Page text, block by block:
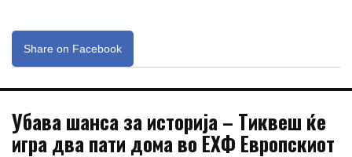
Share on Facebook
Убава шанса за историја – Тиквеш ќе
игра два пати дома во ЕХФ Европскиот